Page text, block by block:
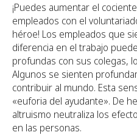
¡Puedes aumentar el
empleados con el
héroe! Los empleados que
diferencia en el trabajo
profundas con sus colegas,
Algunos se sienten
contribuir al mundo. Esta
«euforia del ayudante». De
altruismo neutraliza los
en las personas.